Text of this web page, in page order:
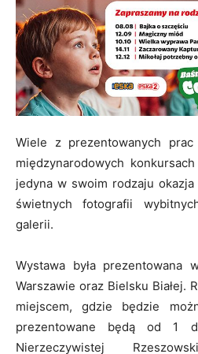
Wiele z prezentowanych prac
międzynarodowych
jedyna w swoim rodzaju
świetnych fotografii
galerii.
Wystawa była prezentowana
Warszawie oraz Bielsku Białej.
miejscem, gdzie będzie
prezentowane będą od 1
Nierzeczywistej